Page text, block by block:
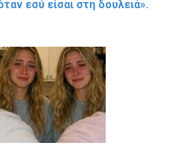
εσύ είσαι στη δουλειά».